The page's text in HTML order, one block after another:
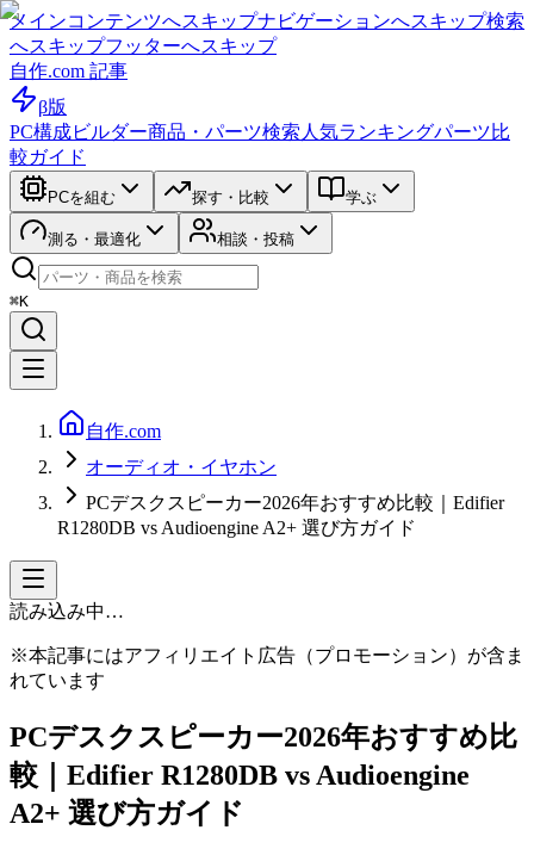
メインコンテンツへスキップナビゲーションへスキップ検索
へスキップフッターへスキップ
自作.com 記事
β版
PC構成ビルダー商品・パーツ検索 人気ランキングパーツ比
較ガイド
PCを組む 探す・比較 学ぶ
測る・最適化 相談・投稿
⌘K
自作.com
オーディオ・イヤホン
PCデスクスピーカー2026年おすすめ比較｜Edifier
R1280DB vs Audioengine A2+ 選び方ガイド
読み込み中…
※本記事にはアフィリエイト広告（プロモーション）が含ま
れています
PCデスクスピーカー2026年おすすめ比
較｜Edifier R1280DB vs Audioengine
A2+ 選び方ガイド